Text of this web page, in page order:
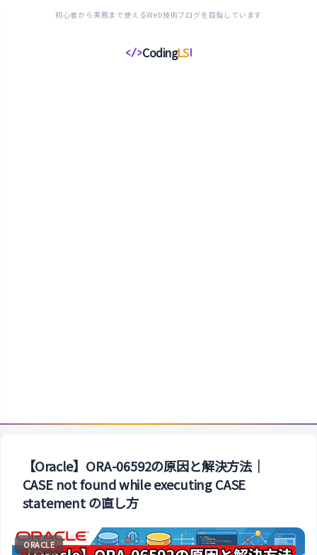
初心者から実務まで使えるWeb技術ブログを目指しています
</>CodingLS
コ
【Oracle】ORA-06592の原因と解決方法｜
CASE not found while executing CASE
statement の直し方
ORACLE